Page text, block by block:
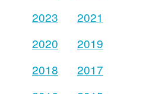
2023
2021
2020
2019
2018
2017